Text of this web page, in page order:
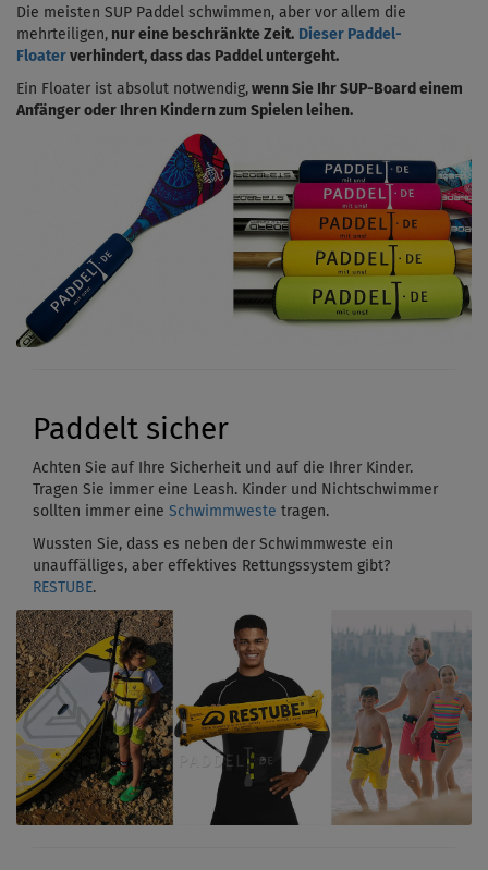
Die meisten SUP Paddel schwimmen, aber vor allem die
mehrteiligen, nur eine beschränkte Zeit. Dieser Paddel-
Floater verhindert, dass das Paddel untergeht.
Ein Floater ist absolut notwendig, wenn Sie Ihr SUP-Board einem
Anfänger oder Ihren Kindern zum Spielen leihen.
Paddelt sicher
Achten Sie auf Ihre Sicherheit und auf die Ihrer Kinder.
Tragen Sie immer eine Leash. Kinder und Nichtschwimmer
sollten immer eine Schwimmweste tragen.
Wussten Sie, dass es neben der Schwimmweste ein
unauffälliges, aber effektives Rettungssystem gibt?
RESTUBE.